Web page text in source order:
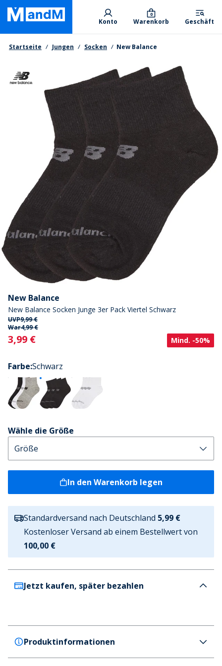
Skip
main
content
Primary departments
Konto Warenkorb
0
Geschäft
Brotkrumen
Startseite Jungen Socken New Balance
New Balance
New Balance Socken Junge 3er Pack Viertel Schwarz
UVP9,99 €
War4,99 €
Current
3,99 € Mind. -50%
Farbe:Schwarz
Wähle die Größe
In den Warenkorb legen
Standardversand nach Deutschland 5,99 €
Kostenloser Versand ab einem Bestellwert von
100,00 €
Jetzt kaufen, später bezahlen
Produktinformationen